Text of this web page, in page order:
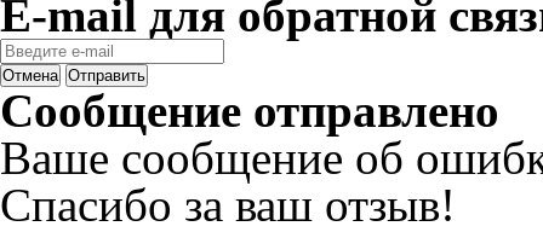
E-mail для обратной
Отмена Отправить
Сообщение отправлено
Ваше сообщение об
Спасибо за ваш отзыв!